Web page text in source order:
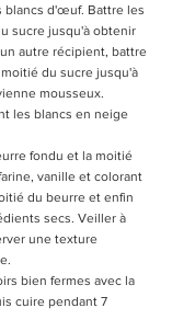
blancs d'œuf. Battre les
sucre jusqu'à obtenir
autre récipient, battre
du sucre jusqu'à
mousseux.
les blancs en neige
fondu et la moitié
vanille et colorant
du beurre et enfin
secs. Veiller à
une texture
bien fermes avec la
cuire pendant 7